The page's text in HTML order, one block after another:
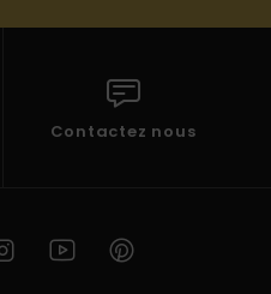
Contactez nous